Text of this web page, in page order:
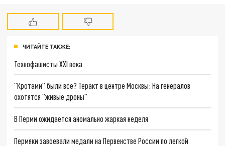
ЧИТАЙТЕ ТАКЖЕ:
Технофашисты XXI века
"Кротами" были все? Теракт в центре Москвы: На генералов
охотятся "живые дроны"
В Перми ожидается аномально жаркая неделя
Пермяки завоевали медали на Первенстве России по легкой